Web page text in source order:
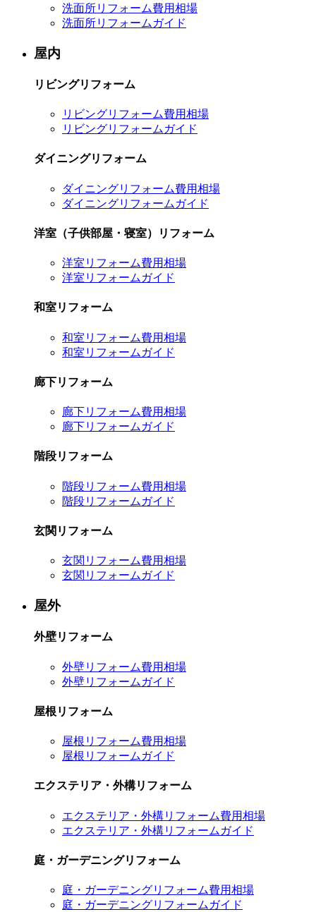
洗面所リフォーム費用相場
洗面所リフォームガイド
屋内
リビングリフォーム
リビングリフォーム費用相場
リビングリフォームガイド
ダイニングリフォーム
ダイニングリフォーム費用相場
ダイニングリフォームガイド
洋室（子供部屋・寝室）リフォーム
洋室リフォーム費用相場
洋室リフォームガイド
和室リフォーム
和室リフォーム費用相場
和室リフォームガイド
廊下リフォーム
廊下リフォーム費用相場
廊下リフォームガイド
階段リフォーム
階段リフォーム費用相場
階段リフォームガイド
玄関リフォーム
玄関リフォーム費用相場
玄関リフォームガイド
屋外
外壁リフォーム
外壁リフォーム費用相場
外壁リフォームガイド
屋根リフォーム
屋根リフォーム費用相場
屋根リフォームガイド
エクステリア・外構リフォーム
エクステリア・外構リフォーム費用相場
エクステリア・外構リフォームガイド
庭・ガーデニングリフォーム
庭・ガーデニングリフォーム費用相場
庭・ガーデニングリフォームガイド